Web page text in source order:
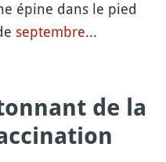
épine dans le pied
septembre...
de la